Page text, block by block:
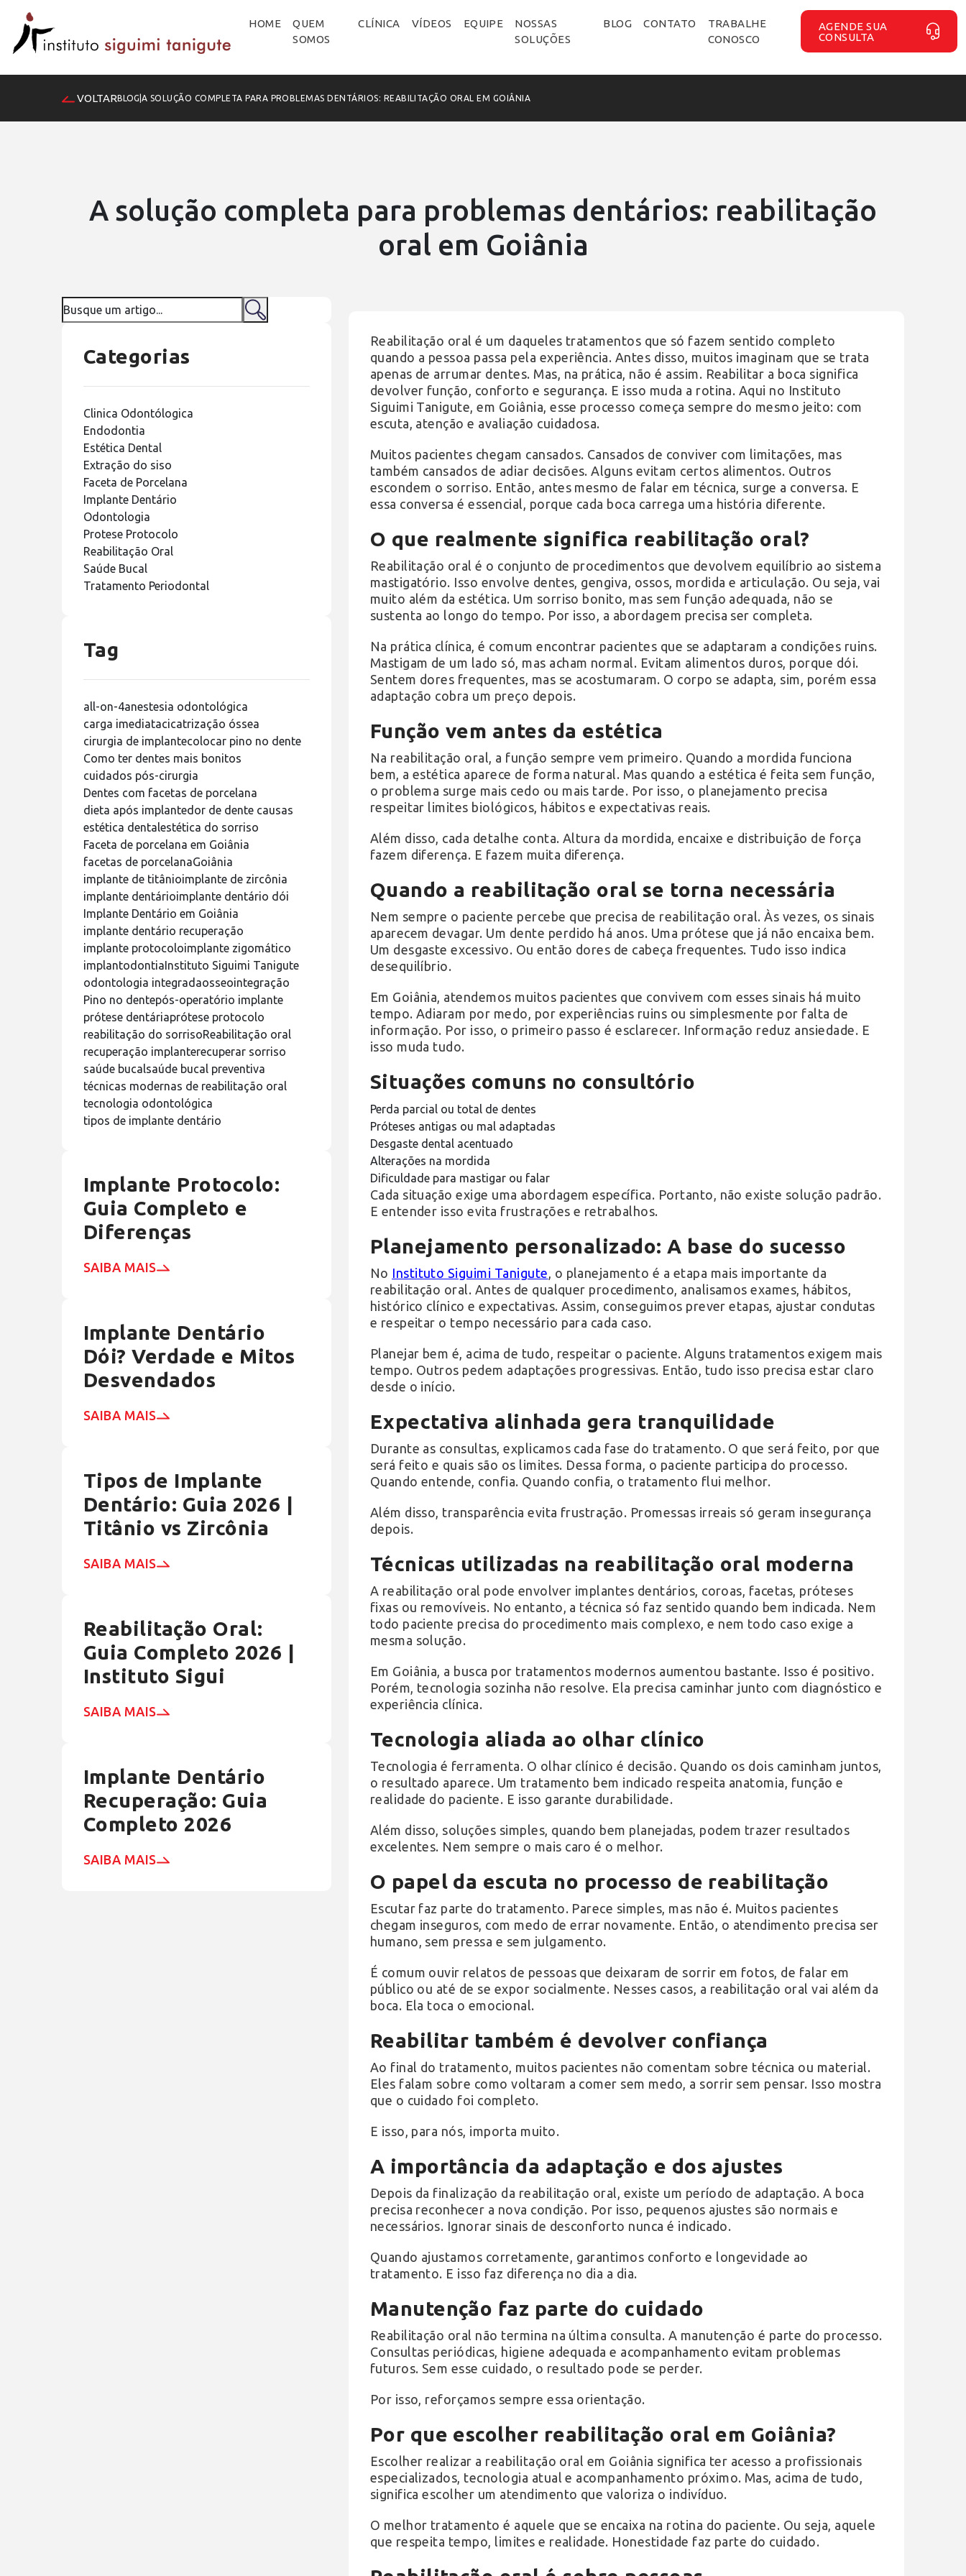
HOME
QUEM
SOMOS
CLÍNICA VÍDEOS EQUIPE
NOSSAS
SOLUÇÕES
BLOG CONTATO
TRABALHE
CONOSCO
AGENDE SUA
CONSULTA
VOLTARBLOG A SOLUÇÃO COMPLETA PARA PROBLEMAS DENTÁRIOS: REABILITAÇÃO ORAL EM GOIÂNIA
A solução completa para problemas dentários: reabilitação
oral em Goiânia
Categorias
Clinica Odontólogica
Endodontia
Estética Dental
Extração do siso
Faceta de Porcelana
Implante Dentário
Odontologia
Protese Protocolo
Reabilitação Oral
Saúde Bucal
Tratamento Periodontal
Tag
all-on-4anestesia odontológica
carga imediatacicatrização óssea
cirurgia de implantecolocar pino no dente
Como ter dentes mais bonitos
cuidados pós-cirurgia
Dentes com facetas de porcelana
dieta após implantedor de dente causas
estética dentalestética do sorriso
Faceta de porcelana em Goiânia
facetas de porcelanaGoiânia
implante de titânioimplante de zircônia
implante dentárioimplante dentário dói
Implante Dentário em Goiânia
implante dentário recuperação
implante protocoloimplante zigomático
implantodontiaInstituto Siguimi Tanigute
odontologia integradaosseointegração
Pino no dentepós-operatório implante
prótese dentáriaprótese protocolo
reabilitação do sorrisoReabilitação oral
recuperação implanterecuperar sorriso
saúde bucalsaúde bucal preventiva
técnicas modernas de reabilitação oral
tecnologia odontológica
tipos de implante dentário
Implante Protocolo:
Guia Completo e
Diferenças
SAIBA MAIS
Implante Dentário
Dói? Verdade e Mitos
Desvendados
SAIBA MAIS
Tipos de Implante
Dentário: Guia 2026 |
Titânio vs Zircônia
SAIBA MAIS
Reabilitação Oral:
Guia Completo 2026 |
Instituto Sigui
SAIBA MAIS
Implante Dentário
Recuperação: Guia
Completo 2026
SAIBA MAIS
Reabilitação oral é um daqueles tratamentos que só fazem sentido completo
quando a pessoa passa pela experiência. Antes disso, muitos imaginam que se trata
apenas de arrumar dentes. Mas, na prática, não é assim. Reabilitar a boca significa
devolver função, conforto e segurança. E isso muda a rotina. Aqui no Instituto
Siguimi Tanigute, em Goiânia, esse processo começa sempre do mesmo jeito: com
escuta, atenção e avaliação cuidadosa.
Muitos pacientes chegam cansados. Cansados de conviver com limitações, mas
também cansados de adiar decisões. Alguns evitam certos alimentos. Outros
escondem o sorriso. Então, antes mesmo de falar em técnica, surge a conversa. E
essa conversa é essencial, porque cada boca carrega uma história diferente.
O que realmente significa reabilitação oral?
Reabilitação oral é o conjunto de procedimentos que devolvem equilíbrio ao sistema
mastigatório. Isso envolve dentes, gengiva, ossos, mordida e articulação. Ou seja, vai
muito além da estética. Um sorriso bonito, mas sem função adequada, não se
sustenta ao longo do tempo. Por isso, a abordagem precisa ser completa.
Na prática clínica, é comum encontrar pacientes que se adaptaram a condições ruins.
Mastigam de um lado só, mas acham normal. Evitam alimentos duros, porque dói.
Sentem dores frequentes, mas se acostumaram. O corpo se adapta, sim, porém essa
adaptação cobra um preço depois.
Função vem antes da estética
Na reabilitação oral, a função sempre vem primeiro. Quando a mordida funciona
bem, a estética aparece de forma natural. Mas quando a estética é feita sem função,
o problema surge mais cedo ou mais tarde. Por isso, o planejamento precisa
respeitar limites biológicos, hábitos e expectativas reais.
Além disso, cada detalhe conta. Altura da mordida, encaixe e distribuição de força
fazem diferença. E fazem muita diferença.
Quando a reabilitação oral se torna necessária
Nem sempre o paciente percebe que precisa de reabilitação oral. Às vezes, os sinais
aparecem devagar. Um dente perdido há anos. Uma prótese que já não encaixa bem.
Um desgaste excessivo. Ou então dores de cabeça frequentes. Tudo isso indica
desequilíbrio.
Em Goiânia, atendemos muitos pacientes que convivem com esses sinais há muito
tempo. Adiaram por medo, por experiências ruins ou simplesmente por falta de
informação. Por isso, o primeiro passo é esclarecer. Informação reduz ansiedade. E
isso muda tudo.
Situações comuns no consultório
Perda parcial ou total de dentes
Próteses antigas ou mal adaptadas
Desgaste dental acentuado
Alterações na mordida
Dificuldade para mastigar ou falar
Cada situação exige uma abordagem específica. Portanto, não existe solução padrão.
E entender isso evita frustrações e retrabalhos.
Planejamento personalizado: A base do sucesso
No Instituto Siguimi Tanigute, o planejamento é a etapa mais importante da
reabilitação oral. Antes de qualquer procedimento, analisamos exames, hábitos,
histórico clínico e expectativas. Assim, conseguimos prever etapas, ajustar condutas
e respeitar o tempo necessário para cada caso.
Planejar bem é, acima de tudo, respeitar o paciente. Alguns tratamentos exigem mais
tempo. Outros pedem adaptações progressivas. Então, tudo isso precisa estar claro
desde o início.
Expectativa alinhada gera tranquilidade
Durante as consultas, explicamos cada fase do tratamento. O que será feito, por que
será feito e quais são os limites. Dessa forma, o paciente participa do processo.
Quando entende, confia. Quando confia, o tratamento flui melhor.
Além disso, transparência evita frustração. Promessas irreais só geram insegurança
depois.
Técnicas utilizadas na reabilitação oral moderna
A reabilitação oral pode envolver implantes dentários, coroas, facetas, próteses
fixas ou removíveis. No entanto, a técnica só faz sentido quando bem indicada. Nem
todo paciente precisa do procedimento mais complexo, e nem todo caso exige a
mesma solução.
Em Goiânia, a busca por tratamentos modernos aumentou bastante. Isso é positivo.
Porém, tecnologia sozinha não resolve. Ela precisa caminhar junto com diagnóstico e
experiência clínica.
Tecnologia aliada ao olhar clínico
Tecnologia é ferramenta. O olhar clínico é decisão. Quando os dois caminham juntos,
o resultado aparece. Um tratamento bem indicado respeita anatomia, função e
realidade do paciente. E isso garante durabilidade.
Além disso, soluções simples, quando bem planejadas, podem trazer resultados
excelentes. Nem sempre o mais caro é o melhor.
O papel da escuta no processo de reabilitação
Escutar faz parte do tratamento. Parece simples, mas não é. Muitos pacientes
chegam inseguros, com medo de errar novamente. Então, o atendimento precisa ser
humano, sem pressa e sem julgamento.
É comum ouvir relatos de pessoas que deixaram de sorrir em fotos, de falar em
público ou até de se expor socialmente. Nesses casos, a reabilitação oral vai além da
boca. Ela toca o emocional.
Reabilitar também é devolver confiança
Ao final do tratamento, muitos pacientes não comentam sobre técnica ou material.
Eles falam sobre como voltaram a comer sem medo, a sorrir sem pensar. Isso mostra
que o cuidado foi completo.
E isso, para nós, importa muito.
A importância da adaptação e dos ajustes
Depois da finalização da reabilitação oral, existe um período de adaptação. A boca
precisa reconhecer a nova condição. Por isso, pequenos ajustes são normais e
necessários. Ignorar sinais de desconforto nunca é indicado.
Quando ajustamos corretamente, garantimos conforto e longevidade ao
tratamento. E isso faz diferença no dia a dia.
Manutenção faz parte do cuidado
Reabilitação oral não termina na última consulta. A manutenção é parte do processo.
Consultas periódicas, higiene adequada e acompanhamento evitam problemas
futuros. Sem esse cuidado, o resultado pode se perder.
Por isso, reforçamos sempre essa orientação.
Por que escolher reabilitação oral em Goiânia?
Escolher realizar a reabilitação oral em Goiânia significa ter acesso a profissionais
especializados, tecnologia atual e acompanhamento próximo. Mas, acima de tudo,
significa escolher um atendimento que valoriza o indivíduo.
O melhor tratamento é aquele que se encaixa na rotina do paciente. Ou seja, aquele
que respeita tempo, limites e realidade. Honestidade faz parte do cuidado.